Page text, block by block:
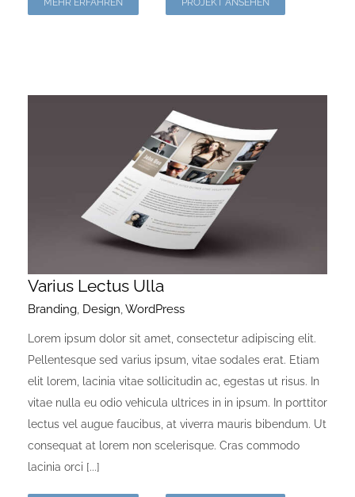
MEHR ERFAHREN PROJEKT ANSEHEN
Varius Lectus Ulla
Branding, Design,WordPress
Lorem ipsum dolor sit amet, consectetur adipiscing elit.
Pellentesque sed varius ipsum, vitae sodales erat. Etiam
elit lorem, lacinia vitae sollicitudin ac, egestas ut risus. In
vitae nulla eu odio vehicula ultrices in in ipsum. In porttitor
lectus vel augue faucibus, at viverra mauris bibendum. Ut
consequat at lorem non scelerisque. Cras commodo
lacinia orci [...]